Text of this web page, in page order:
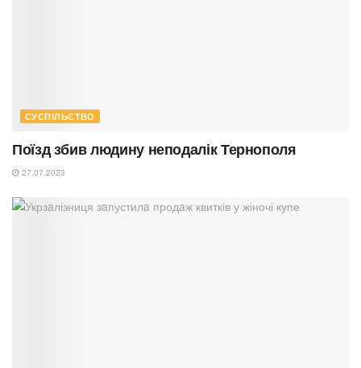
СУСПІЛЬСТВО
Поїзд збив людину неподалік Тернополя
27.07.2023